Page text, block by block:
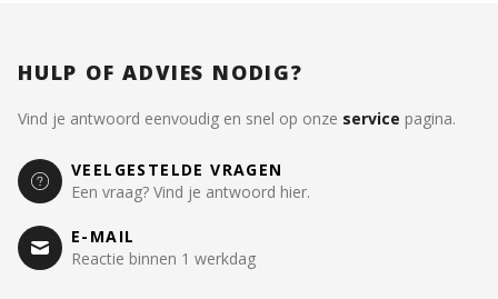
HULP OF ADVIES NODIG?
Vind je antwoord eenvoudig en snel op onze service pagina.
VEELGESTELDE VRAGEN
Een vraag? Vind je antwoord hier.
E-MAIL
Reactie binnen 1 werkdag